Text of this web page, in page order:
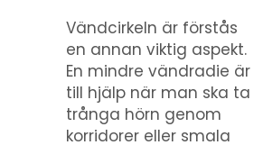
Vändcirkeln är förstås
en annan viktig aspekt.
En mindre vändradie är
till hjälp när man ska ta
trånga hörn genom
korridorer eller smala